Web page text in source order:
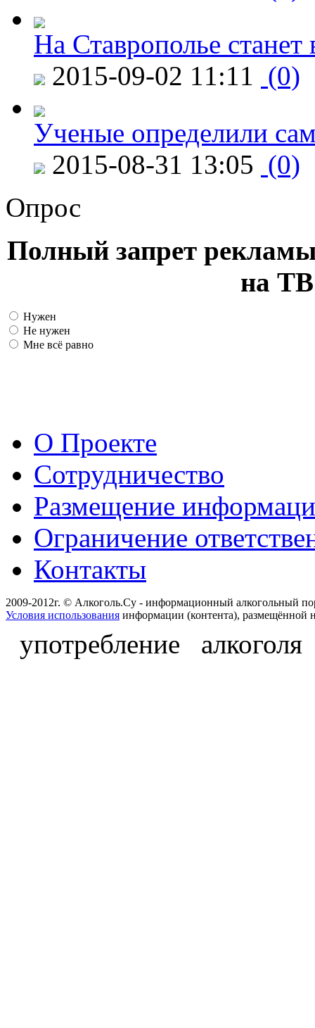
На Ставрополье
2015-09-02 11:11 (0)
Ученые определили
2015-08-31 13:05 (0)
Опрос
Полный запрет
на ТВ
Нужен
Не нужен
Мне всё равно
О Проекте
Сотрудничество
Размещение
Ограничение
Контакты
2009-2012г. © Алкоголь.Су - информационный алкогольный
Условия использования информации (контента), размещённой
употребление